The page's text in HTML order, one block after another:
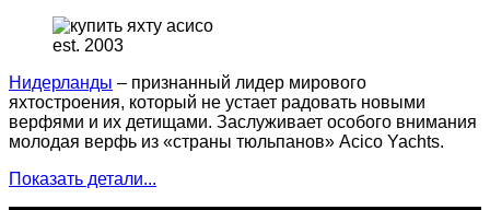
est. 2003
Нидерланды – признанный лидер мирового
яхтостроения, который не устает радовать новыми
верфями и их детищами. Заслуживает особого внимания
молодая верфь из «страны тюльпанов» Acico Yachts.
Показать детали...